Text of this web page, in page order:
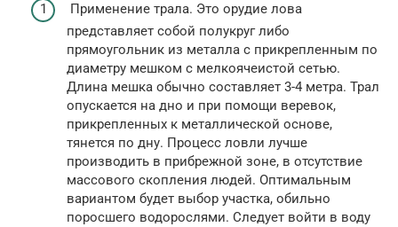
Применение трала. Это орудие лова
представляет собой полукруг либо
прямоугольник из металла с прикрепленным по
диаметру мешком с мелкоячеистой сетью.
Длина мешка обычно составляет 3-4 метра. Трал
опускается на дно и при помощи веревок,
прикрепленных к металлической основе,
тянется по дну. Процесс ловли лучше
производить в прибрежной зоне, в отсутствие
массового скопления людей. Оптимальным
вариантом будет выбор участка, обильно
поросшего водорослями. Следует войти в воду